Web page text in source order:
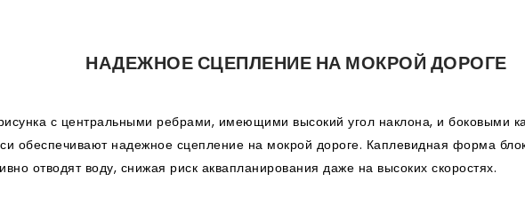
НАДЕЖНОЕ СЦЕПЛЕНИЕ НА МОКРОЙ ДОРОГЕ
с центральными ребрами, имеющими высокий угол наклона, и боковыми
обеспечивают надежное сцепление на мокрой дороге. Каплевидная форма
отводят воду, снижая риск аквапланирования даже на высоких скоростях.